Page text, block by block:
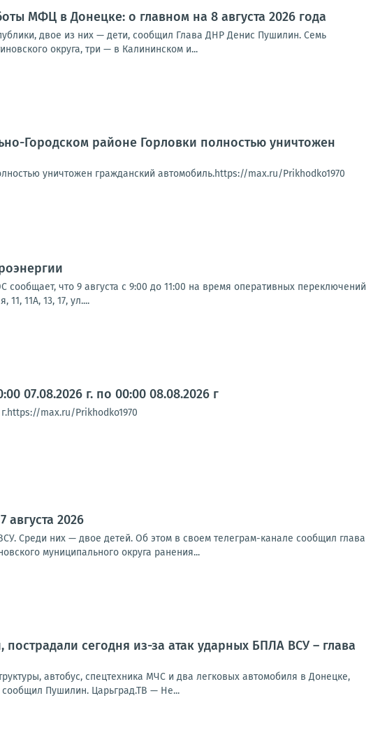
МФЦ в Донецке: о главном на 8 августа 2026 года
двое из них — дети, сообщил Глава ДНР Денис Пушилин. Семь
округа, три — в Калининском и...
Городском районе Горловки полностью уничтожен
уничтожен гражданский автомобиль.https://max.ru/Prikhodko1970
что 9 августа с 9:00 до 11:00 на время оперативных переключений
11А, 13, 17, ул....
07.08.2026 г. по 00:00 08.08.2026 г
max.ru/Prikhodko1970
2026
Среди них — двое детей. Об этом в своем телеграм-канале сообщил глава
муниципального округа ранения...
сегодня из-за атак ударных БПЛА ВСУ – глава
автобус, спецтехника МЧС и два легковых автомобиля в Донецке,
сообщил Пушилин. Царьград.ТВ — Не...